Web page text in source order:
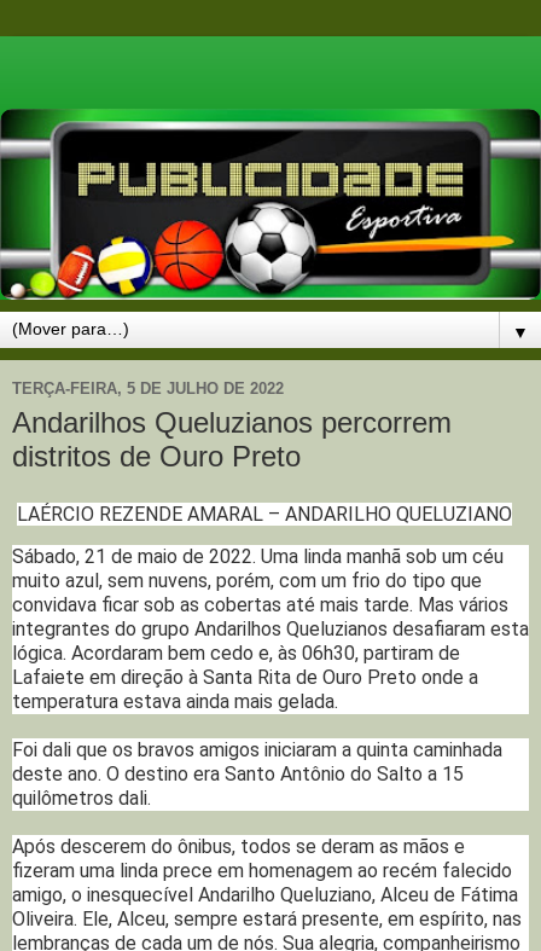
▼
TERÇA-FEIRA, 5 DE JULHO DE 2022
Andarilhos Queluzianos percorrem
distritos de Ouro Preto
LAÉRCIO REZENDE AMARAL – ANDARILHO QUELUZIANO
Sábado, 21 de maio de 2022. Uma linda manhã sob um céu
muito azul, sem nuvens, porém, com um frio do tipo que
convidava ficar sob as cobertas até mais tarde. Mas vários
integrantes do grupo Andarilhos Queluzianos desafiaram esta
lógica. Acordaram bem cedo e, às 06h30, partiram de
Lafaiete em direção à Santa Rita de Ouro Preto onde a
temperatura estava ainda mais gelada.
Foi dali que os bravos amigos iniciaram a quinta caminhada
deste ano. O destino era Santo Antônio do Salto a 15
quilômetros dali.
Após descerem do ônibus, todos se deram as mãos e
fizeram uma linda prece em homenagem ao recém falecido
amigo, o inesquecível Andarilho Queluziano, Alceu de Fátima
Oliveira. Ele, Alceu, sempre estará presente, em espírito, nas
lembranças de cada um de nós. Sua alegria, companheirismo